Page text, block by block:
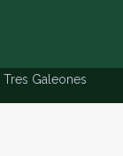
Tres Galeones